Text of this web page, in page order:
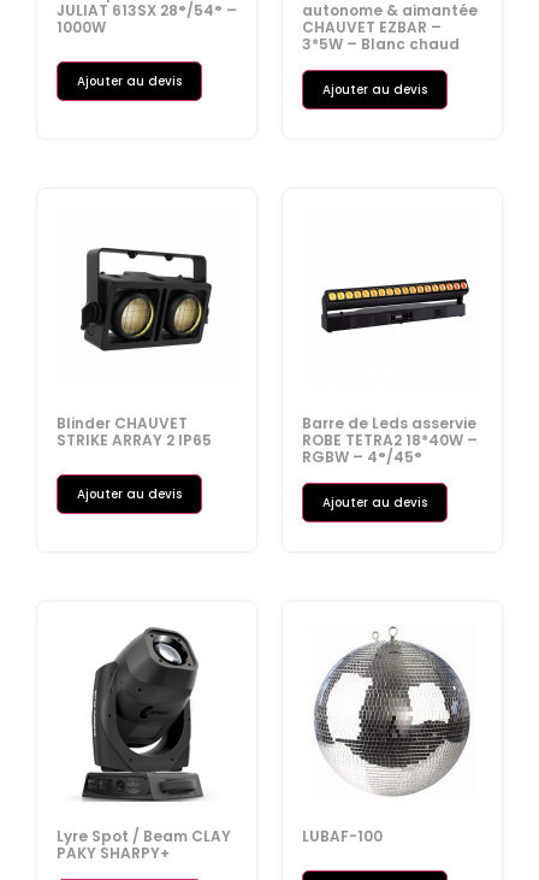
JULIAT 613SX 28°/54° –
1000W
Ajouter au devis
autonome & aimantée
CHAUVET EZBAR –
3*5W – Blanc chaud
Ajouter au devis
Blinder CHAUVET
STRIKE ARRAY 2 IP65
Ajouter au devis
Barre de Leds asservie
ROBE TETRA2 18*40W –
RGBW – 4°/45°
Ajouter au devis
Lyre Spot / Beam CLAY
PAKY SHARPY+
LUBAF-100